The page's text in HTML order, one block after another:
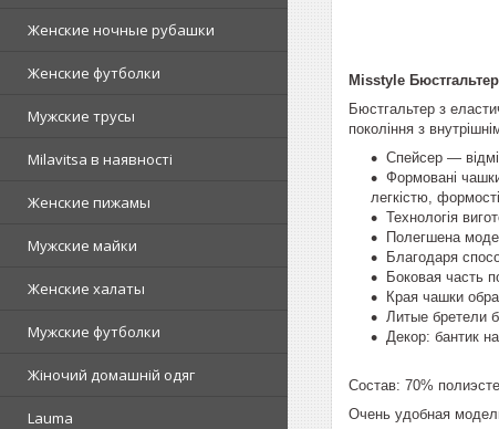
Женские ночные рубашки
Женские футболки
Мужские трусы
Milavitsa в наявності
Женские пижамы
Мужские майки
Женские халаты
Мужские футболки
Жіночий домашній одяг
Lauma
Misstyle
Бюстгальтер з
покоління з
Спейсер —
Формовані
легкістю,
Технологія
Полегшена
Благодаря
Боковая часть
Края чашки
Литые бретели
Декор: бантик
Состав: 70%
Очень удобная